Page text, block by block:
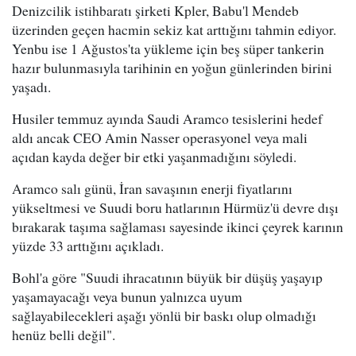
Denizcilik istihbaratı şirketi Kpler, Babu'l Mendeb
üzerinden geçen hacmin sekiz kat arttığını tahmin ediyor.
Yenbu ise 1 Ağustos'ta yükleme için beş süper tankerin
hazır bulunmasıyla tarihinin en yoğun günlerinden birini
yaşadı.
Husiler temmuz ayında Saudi Aramco tesislerini hedef
aldı ancak CEO Amin Nasser operasyonel veya mali
açıdan kayda değer bir etki yaşanmadığını söyledi.
Aramco salı günü, İran savaşının enerji fiyatlarını
yükseltmesi ve Suudi boru hatlarının Hürmüz'ü devre dışı
bırakarak taşıma sağlaması sayesinde ikinci çeyrek karının
yüzde 33 arttığını açıkladı.
Bohl'a göre "Suudi ihracatının büyük bir düşüş yaşayıp
yaşamayacağı veya bunun yalnızca uyum
sağlayabilecekleri aşağı yönlü bir baskı olup olmadığı
henüz belli değil".